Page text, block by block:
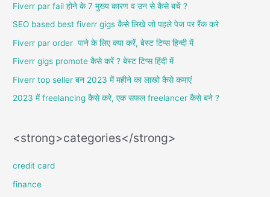
:Fiverr par fail होने के 7 मुख्य कारण व उन से कैसे बचें ?
SEO based best fiverr gigs कैसे लिखे जो पहले पेज पर रैंक करे
Fiverr par order पाने के लिए क्या करें, बेस्ट टिप्स हिन्दी में
Fiverr gigs promote कैसे करें ? बेस्ट टिप्स हिंदी में
Fiverr top seller बन 2023 में महीने का लाखो कैसे कमाएं
2023 में freelancing कैसे करे, एक सफल freelancer कैसे बने ?
<strong>categories</strong>
credit card
finance